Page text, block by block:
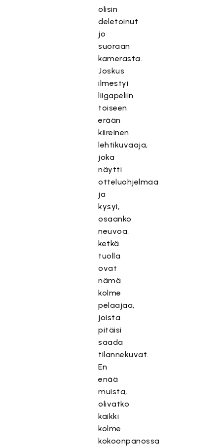
olisin
deletoinut
jo
suoraan
kamerasta.
Joskus
ilmestyi
liigapeliin
toiseen
erään
kiireinen
lehtikuvaaja,
joka
näytti
otteluohjelmaa
ja
kysyi,
osaanko
neuvoa,
ketkä
tuolla
ovat
nämä
kolme
pelaajaa,
joista
pitäisi
saada
tilannekuvat.
En
enää
muista,
olivatko
kaikki
kolme
kokoonpanossa